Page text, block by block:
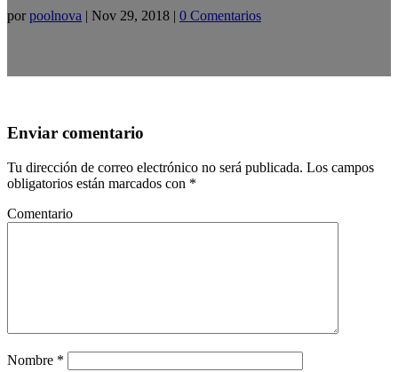
porpoolnova | Nov 29, 2018 | 0 Comentarios
Enviar comentario
Tu dirección de correo electrónico no será publicada. Los campos
obligatorios están marcados con *
Comentario
Nombre *